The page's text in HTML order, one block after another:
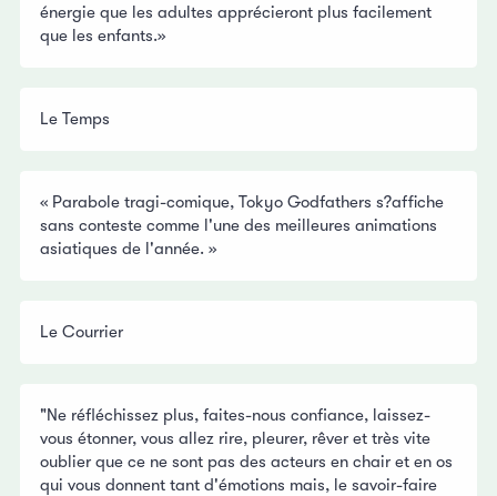
énergie que les adultes apprécieront plus facilement
que les enfants.»
Le Temps
« Parabole tragi-comique, Tokyo Godfathers s?affiche
sans conteste comme l'une des meilleures animations
asiatiques de l'année. »
Le Courrier
"Ne réfléchissez plus, faites-nous confiance, laissez-
vous étonner, vous allez rire, pleurer, rêver et très vite
oublier que ce ne sont pas des acteurs en chair et en os
qui vous donnent tant d'émotions mais, le savoir-faire